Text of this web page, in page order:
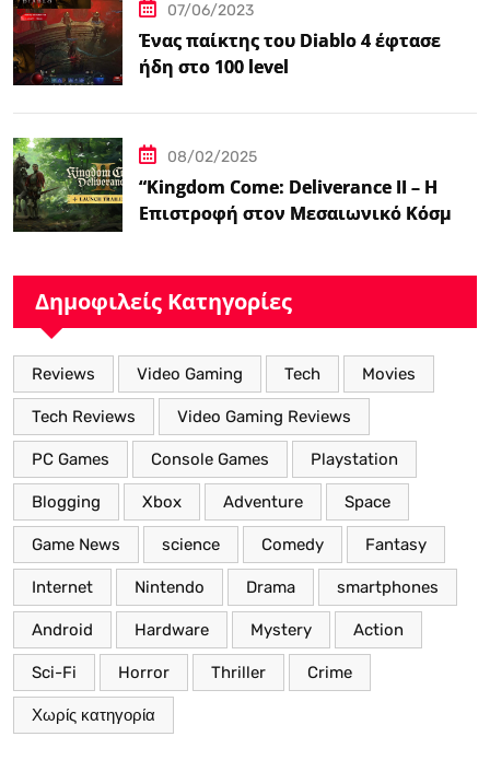
07/06/2023
Ένας παίκτης του Diablo 4 έφτασε
ήδη στο 100 level
08/02/2025
“Kingdom Come: Deliverance II – Η
Επιστροφή στον Μεσαιωνικό Κόσμο
Δημοφιλείς Κατηγορίες
Reviews Video Gaming Tech Movies
Tech Reviews Video Gaming Reviews
PC Games Console Games Playstation
Blogging Xbox Adventure Space
Game News science Comedy Fantasy
Internet Nintendo Drama smartphones
Android Hardware Mystery Action
Sci-Fi Horror Thriller Crime
Χωρίς κατηγορία